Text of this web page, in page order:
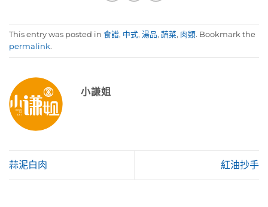
This entry was posted in 食譜, 中式, 湯品, 蔬菜, 肉類. Bookmark the
permalink.
小謙姐
蒜泥白肉 紅油抄手